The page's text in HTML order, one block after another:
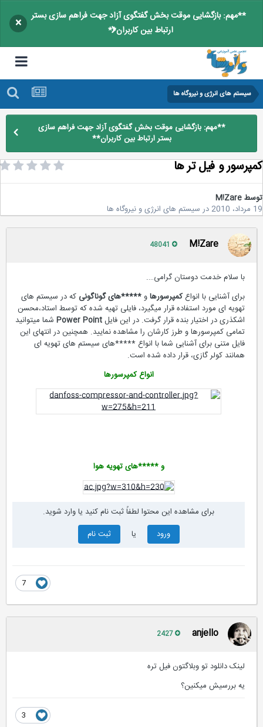
**مهم: بازگشایی موقت بخش گفتگوی آزاد جهت فراهم سازی بستر
ارتباط بین کاربران**
×
سیستم های انرژی و نیروگاه ها
**مهم: بازگشایی موقت بخش گفتگوی آزاد جهت فراهم سازی
بستر ارتباط بین کاربران**
و فیل تر ها
M!Zare
درسیستم های انرژی و نیروگاه ها
M!Zare
با سلام خدمت دوستان گرامی….
برای آشنایی با انواعکمپرسورهاو*****های گوناگونیکه در سیستم های
تهویه ای مورد استفاده قرار میگیرد، فایلی تهیه شده که توسط استاد،محسن
اشکذری در اختیار بنده قرار گرفت. در این فایلPower Pointشما میتوانید
تمامی کمپرسورها و طرز کارشان را مشاهده نمایید. همچنین در انتهای این
فایل متنی برای آشنایی شما با انواع *****های سیستم های تهویه ای
همانند کولر گازی، قرار داده شده است.
انواع کمپرسورها
و *****های تهویه هوا
برای مشاهده این محتوا لطفاً ثبت نام کنید یا وارد شوید.
ورود
ثبت نام
anjello
لینک دانلود تو وبلاگتون فیل تره
یه بررسیش میکنین؟